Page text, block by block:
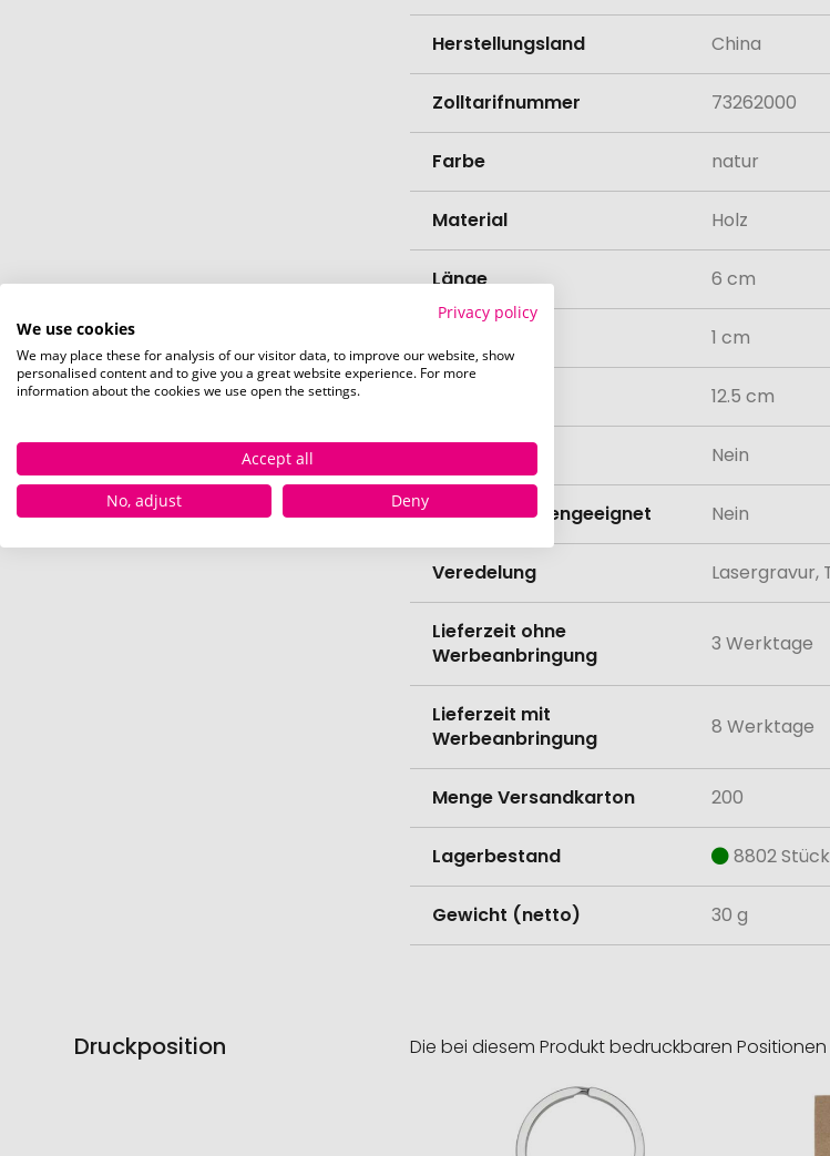
Herstellungsland China
Zolltarifnummer 73262000
Farbe natur
Material Holz
Länge 6 cm
1 cm
12.5 cm
Nein
Spülmaschinengeeignet Nein
Veredelung Lasergravur,
Lieferzeit ohne
Werbeanbringung
3 Werktage
Lieferzeit mit
Werbeanbringung
8 Werktage
Menge Versandkarton 200
Lagerbestand 8802 Stück
Gewicht (netto) 30 g
Druckposition Die bei diesem Produkt bedruckbaren
Privacy policy
We use cookies
We may place these for analysis of our visitor data, to improve our website, show
personalised content and to give you a great website experience. For more
information about the cookies we use open the settings.
Accept all
No, adjust
Deny